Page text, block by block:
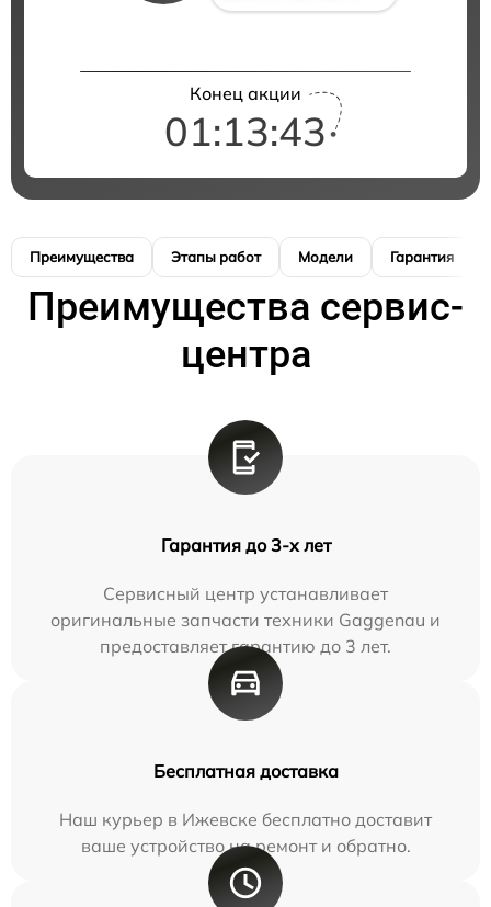
Конец акции
01:13:42
Преимущества Этапы работ Модели Гарантия
Преимущества сервис-
центра
Гарантия до 3-х лет
Сервисный центр устанавливает
оригинальные запчасти техники Gaggenau и
предоставляет гарантию до 3 лет.
Бесплатная доставка
Наш курьер в Ижевске бесплатно доставит
ваше устройство на ремонт и обратно.